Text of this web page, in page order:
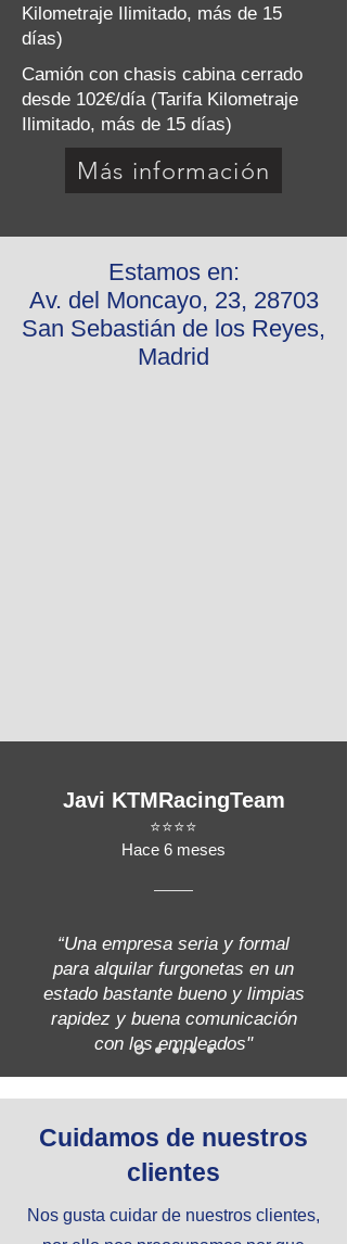
Kilometraje Ilimitado, más de 15
días)
Camión con chasis cabina cerrado
desde 102€/día (Tarifa Kilometraje
Ilimitado, más de 15 días)
Más información
Estamos en:
Av. del Moncayo, 23, 28703
San Sebastián de los Reyes,
Madrid
Javi KTMRacingTeam
⭐⭐⭐⭐
Hace 6 meses
“Una empresa seria y formal
para alquilar furgonetas en un
estado bastante bueno y limpias
rapidez y buena comunicación
con los empleados"
Cuidamos de nuestros
clientes
Nos gusta cuidar de nuestros clientes,